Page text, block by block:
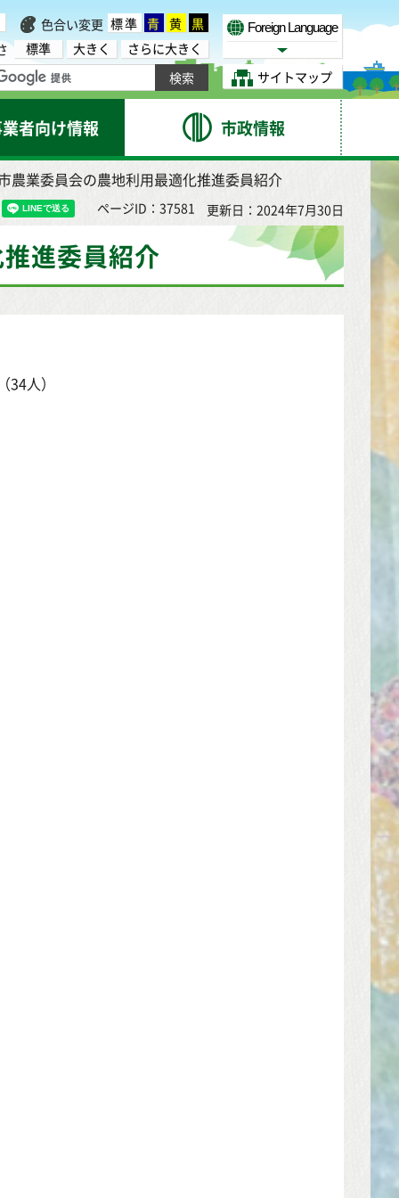
色合い変更 標準 青 黄 黒
標準 大きく さらに大きく
Foreign Language
Select Language
サイトマップ
者向け情報 市政情報
農業委員会の農地利用最適化推進委員紹介
ページID：37581 更新日：2024年7月30日
進委員紹介
人）